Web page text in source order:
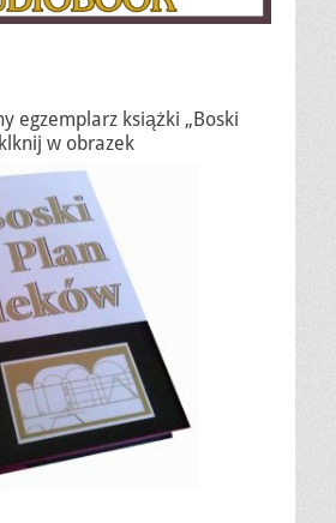
egzemplarz książki „Boski
w obrazek